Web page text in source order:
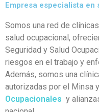
Empresa especialista
Somos una red de
salud ocupacional,
Seguridad y Salud
riesgos en el trabajo y
Además, somos una
autorizadas por el Minsa
Ocupacionales y